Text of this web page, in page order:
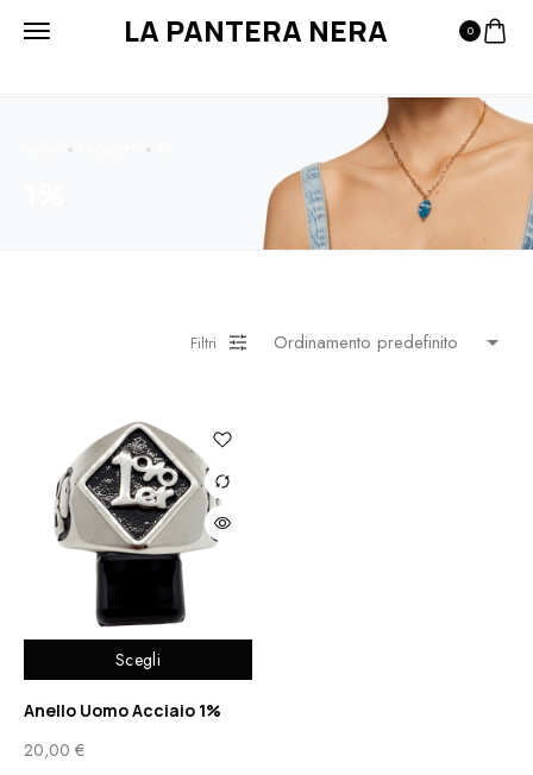
LA PANTERA NERA 0
Filtri
Scegli
Anello Uomo Acciaio 1%
20,00 €